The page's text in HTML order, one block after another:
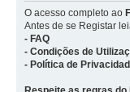
O acesso completo ao
Antes de se Registar
- FAQ
- Condições de
- Política de